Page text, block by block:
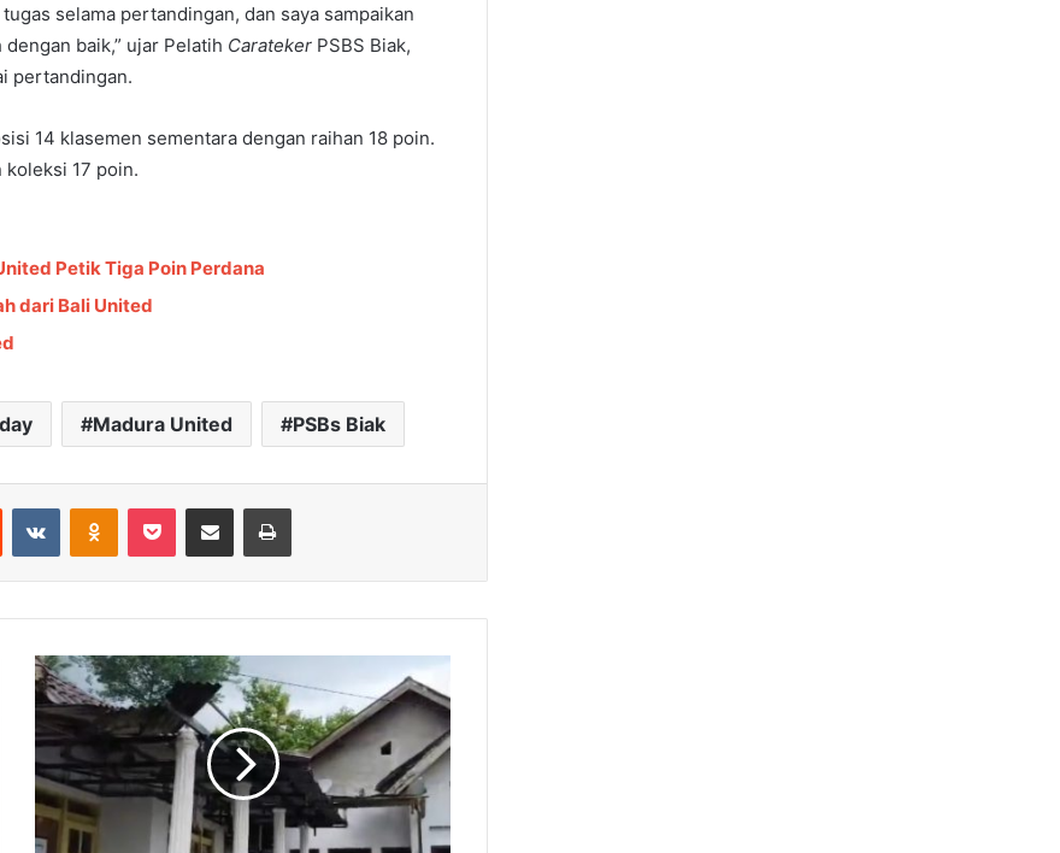
selama pertandingan, dan saya sampaikan
baik,” ujar Pelatih Carateker PSBS Biak,
pertandingan.
14 klasemen sementara dengan raihan 18 poin.
koleksi 17 poin.
Petik Tiga Poin Perdana
dari Bali United
Madura United PSBs Biak